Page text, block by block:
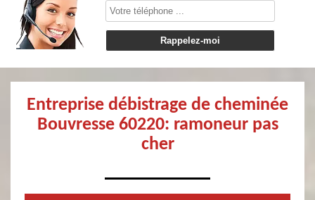
Entreprise débistrage de cheminée
Bouvresse 60220: ramoneur pas
cher